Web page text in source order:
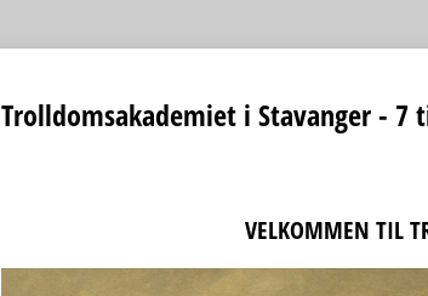
Trolldomsakademiet i Stavanger - 7
VELKOMMEN TIL